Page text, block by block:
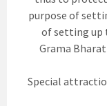
purpose of
of setting up
Grama
Special